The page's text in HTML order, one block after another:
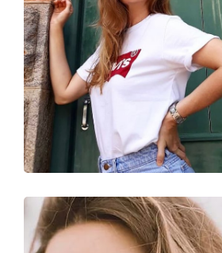
Κατηγορία:
Μάρκα:
Χρήση:
Κωδικός Προϊόντος / Μοντέλο:
Διαθέσιμο με συνταγή: